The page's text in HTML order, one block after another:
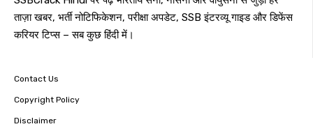
ताज़ा खबर, भर्ती नोटिफिकेशन, परीक्षा अपडेट, SSB इंटरव्यू गाइड और डिफेंस
करियर टिप्स – सब कुछ हिंदी में।
Contact Us
Copyright Policy
Disclaimer